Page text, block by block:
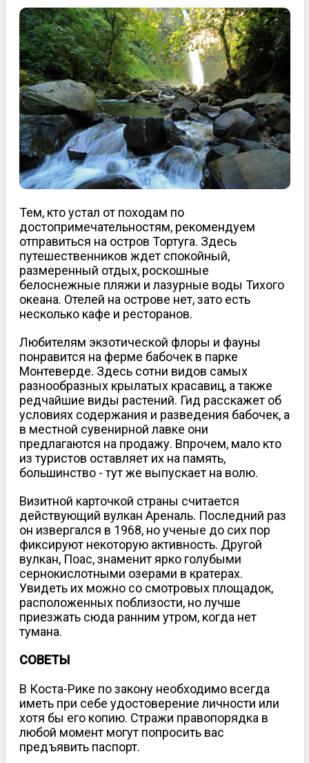
Тем, кто устал от походам по
достопримечательностям, рекомендуем
отправиться на остров Тортуга. Здесь
путешественников ждет спокойный,
размеренный отдых, роскошные
белоснежные пляжи и лазурные воды Тихого
океана. Отелей на острове нет, зато есть
несколько кафе и ресторанов.
Любителям экзотической флоры и фауны
понравится на ферме бабочек в парке
Монтеверде. Здесь сотни видов самых
разнообразных крылатых красавиц, а также
редчайшие виды растений. Гид расскажет об
условиях содержания и разведения бабочек, а
в местной сувенирной лавке они
предлагаются на продажу. Впрочем, мало кто
из туристов оставляет их на память,
большинство - тут же выпускает на волю.
Визитной карточкой страны считается
действующий вулкан Ареналь. Последний раз
он извергался в 1968, но ученые до сих пор
фиксируют некоторую активность. Другой
вулкан, Поас, знаменит ярко голубыми
сернокислотными озерами в кратерах.
Увидеть их можно со смотровых площадок,
расположенных поблизости, но лучше
приезжать сюда ранним утром, когда нет
тумана.
СОВЕТЫ
В Коста-Рике по закону необходимо всегда
иметь при себе удостоверение личности или
хотя бы его копию. Стражи правопорядка в
любой момент могут попросить вас
предъявить паспорт.